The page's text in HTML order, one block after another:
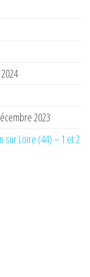
2023
sur Loire (44) – 1 et 2